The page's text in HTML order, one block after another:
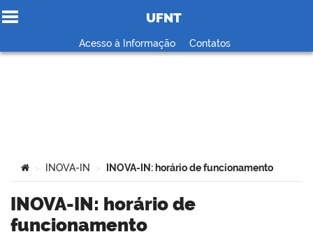
Ir para o conteúdo
UFNT
Acesso à Informação Contatos
Você está aqui:
> INOVA-IN > INOVA-IN: horário de funcionamento
INOVA-IN: horário de
funcionamento